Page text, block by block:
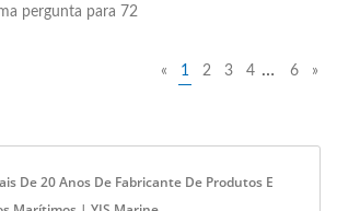
pergunta para 72
« 1 2 3 4 … 6 »
De 20 Anos De Fabricante De Produtos E